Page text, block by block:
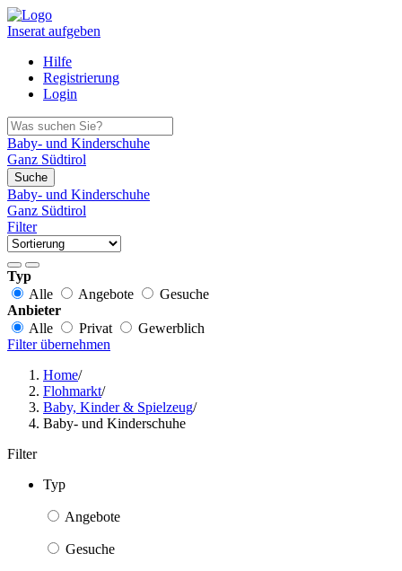
Inserat aufgeben
Hilfe
Registrierung
Login
Baby- und Kinderschuhe
Ganz Südtirol
Suche
Baby- und Kinderschuhe
Ganz Südtirol
Filter
Typ
Alle
Angebote
Gesuche
Anbieter
Alle
Privat
Gewerblich
Filter übernehmen
Home/
Flohmarkt/
Baby, Kinder & Spielzeug/
Baby- und Kinderschuhe
Filter
Typ
Angebote
Gesuche